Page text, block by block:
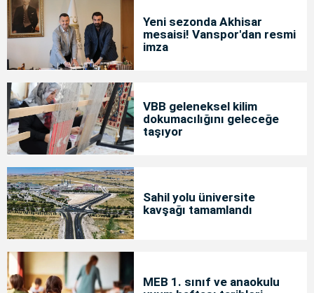
Yeni sezonda Akhisar
mesaisi! Vanspor'dan resmi
imza
VBB geleneksel kilim
dokumacılığını geleceğe
taşıyor
Sahil yolu üniversite
kavşağı tamamlandı
MEB 1. sınıf ve anaokulu